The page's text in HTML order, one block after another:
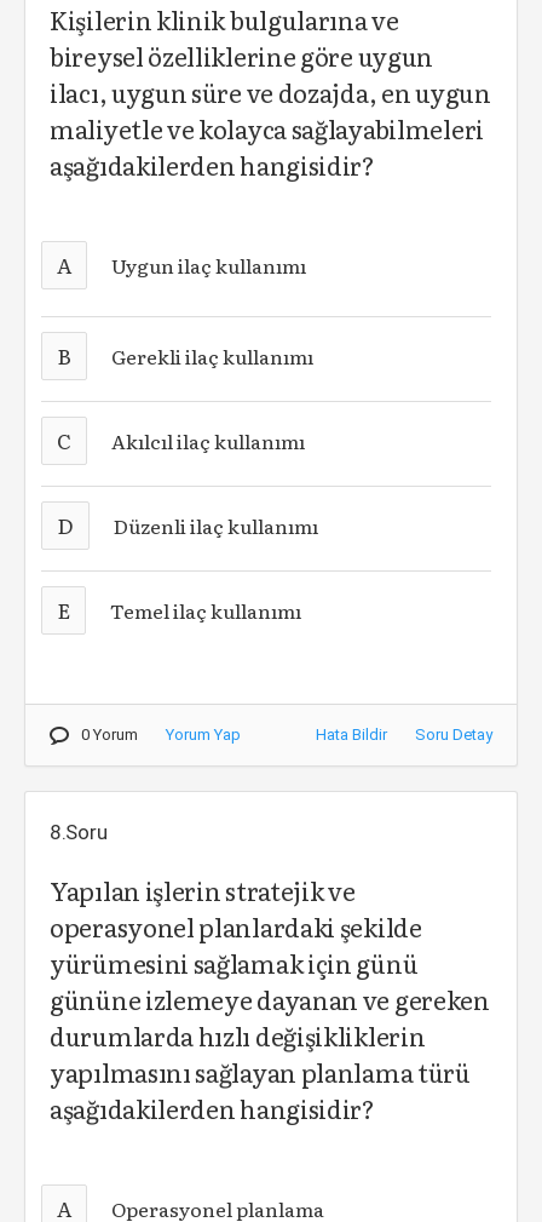
Kişilerin klinik bulgularına ve
bireysel özelliklerine göre uygun
ilacı, uygun süre ve dozajda, en uygun
maliyetle ve kolayca sağlayabilmeleri
aşağıdakilerden hangisidir?
A Uygun ilaç kullanımı
B Gerekli ilaç kullanımı
C Akılcıl ilaç kullanımı
D Düzenli ilaç kullanımı
E Temel ilaç kullanımı
0 Yorum Yorum Yap Hata Bildir Soru Detay
8.Soru
Yapılan işlerin stratejik ve
operasyonel planlardaki şekilde
yürümesini sağlamak için günü
gününe izlemeye dayanan ve gereken
durumlarda hızlı değişikliklerin
yapılmasını sağlayan planlama türü
aşağıdakilerden hangisidir?
A Operasyonel planlama